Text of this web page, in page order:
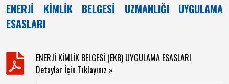
ENERJİ KİMLİK BELGESİ UZMANLIĞI UYGULAMA
ESASLARI
ENERJİ KİMLİK BELGESİ (EKB) UYGULAMA ESASLARI
Detaylar İçin Tıklayınız »